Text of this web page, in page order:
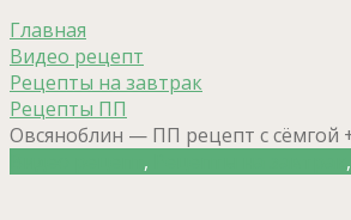
Главная
Видео рецепт
Рецепты на завтрак
Рецепты ПП
Овсяноблин — ПП рецепт с сёмгой
, ,